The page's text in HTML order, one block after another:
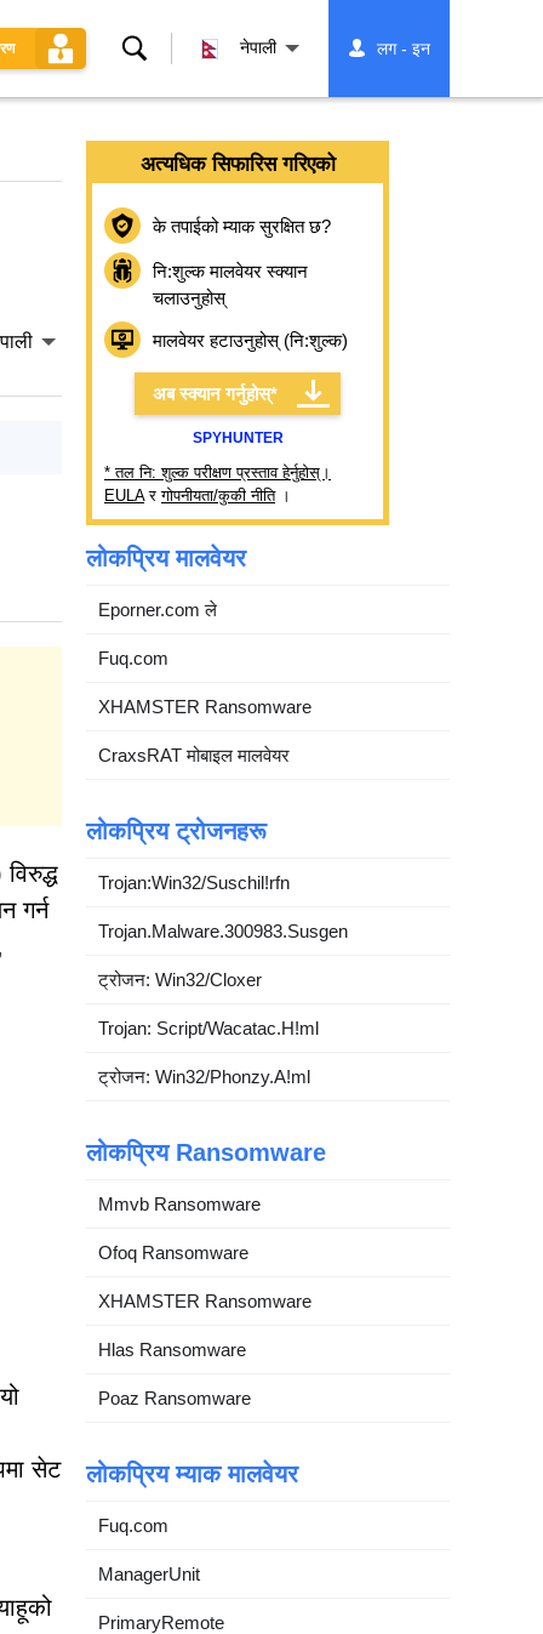
खोज्नुहोस् नेपाली लग - इन
गर्न
सेट
अत्यधिक सिफारिस गरिएको
के तपाईको म्याक सुरक्षित छ?
नि:शुल्क मालवेयर स्क्यान
चलाउनुहोस्
मालवेयर हटाउनुहोस् (नि:शुल्क)
अब स्क्यान गर्नुहोस्*
SPYHUNTER
* तल नि: शुल्क परीक्षण प्रस्ताव हेर्नुहोस्।
EULAरगोपनीयता/कुकी नीति।
लोकप्रिय मालवेयर
Eporner.com ले
Fuq.com
XHAMSTER Ransomware
CraxsRAT मोबाइल मालवेयर
लोकप्रिय ट्रोजनहरू
Trojan:Win32/Suschil!rfn
Trojan.Malware.300983.Susgen
ट्रोजन: Win32/Cloxer
Trojan: Script/Wacatac.H!ml
ट्रोजन: Win32/Phonzy.A!ml
लोकप्रिय Ransomware
Mmvb Ransomware
Ofoq Ransomware
XHAMSTER Ransomware
Hlas Ransomware
Poaz Ransomware
लोकप्रिय म्याक मालवेयर
Fuq.com
ManagerUnit
PrimaryRemote